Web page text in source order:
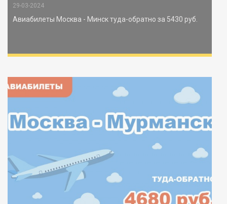
29-03-2024
Авиабилеты Москва - Минск туда-обратно за 5430 руб.